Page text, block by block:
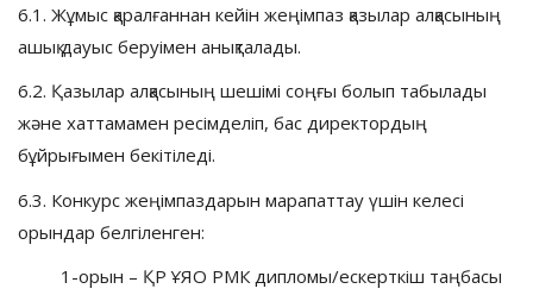
6.1. Жұмыс қаралғаннан кейін жеңімпаз қазылар алқасының
ашық дауыс беруімен анықталады.
6.2. Қазылар алқасының шешімі соңғы болып табылады
және хаттамамен ресімделіп, бас директордың
бұйрығымен бекітіледі.
6.3. Конкурс жеңімпаздарын марапаттау үшін келесі
орындар белгіленген:
1-орын – ҚР ҰЯО РМК дипломы/ескерткіш таңбасы